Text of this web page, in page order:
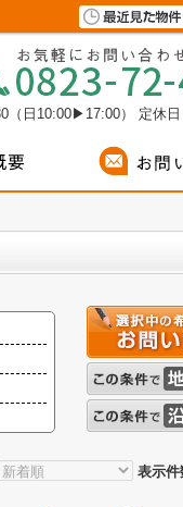
日10:00▶17:00） 定休
表示件